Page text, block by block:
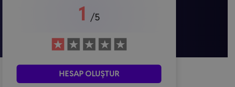
1 /5
HESAP OLUŞTUR